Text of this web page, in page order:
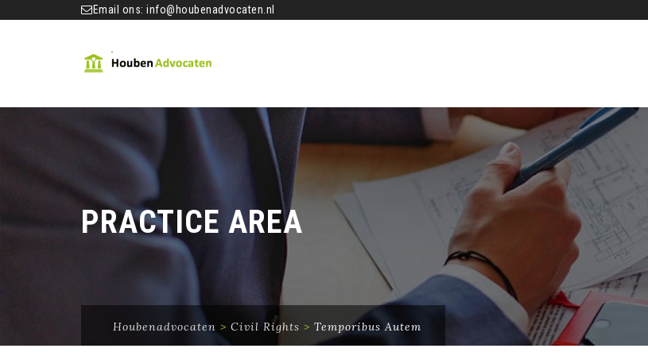
Email ons:info@houbenadvocaten.nl
PRACTICE AREA
Houbenadvocaten > Civil Rights > Temporibus Autem